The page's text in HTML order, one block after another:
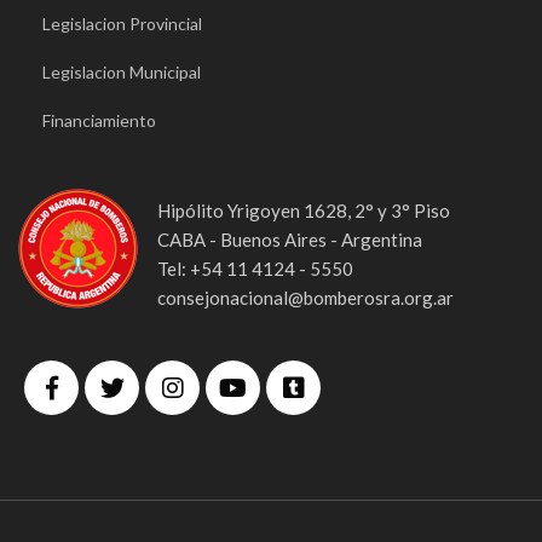
Legislacion Provincial
Legislacion Municipal
Financiamiento
Hipólito Yrigoyen 1628, 2° y 3° Piso
CABA - Buenos Aires - Argentina
Tel: +54 11 4124 - 5550
consejonacional@bomberosra.org.ar